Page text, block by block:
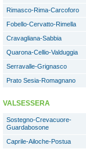
Rimasco-Rima-Carcoforo
Fobello-Cervatto-Rimella
Cravagliana-Sabbia
Quarona-Cellio-Valduggia
Serravalle-Grignasco
Prato Sesia-Romagnano
VALSESSERA
Sostegno-Crevacuore-
Guardabosone
Caprile-Ailoche-Postua